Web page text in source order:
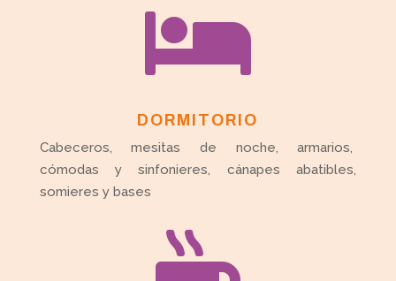

DORMITORIO
Cabeceros, mesitas de noche, armarios,
cómodas y sinfonieres, cánapes abatibles,
somieres y bases